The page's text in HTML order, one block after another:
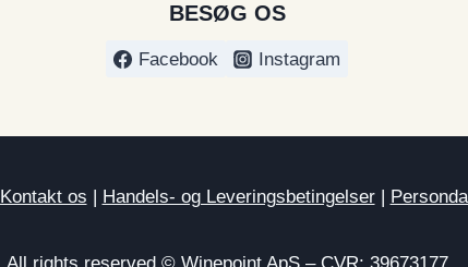
BESØG OS
Facebook Instagram
Kontakt os | Handels- og Leveringsbetingelser|